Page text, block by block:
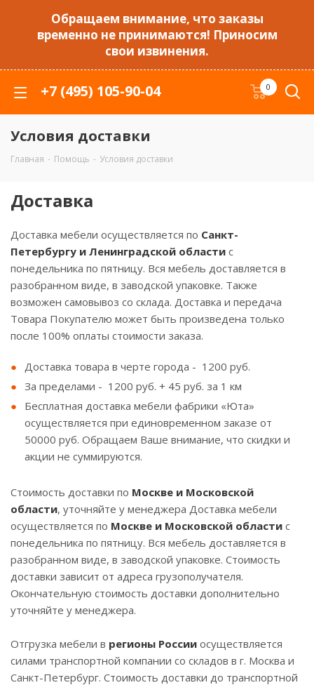
Обращаем внимание, что заказы
временно не принимаются! Приносим
свои извинения.
+7 (495) 105-90-04 0
Условия доставки
Главная - Помощь - Условия доставки
Доставка
Доставка мебели осуществляется по Санкт-
Петербургу и Ленинградской области с
понедельника по пятницу. Вся мебель доставляется в
разобранном виде, в заводской упаковке. Также
возможен самовывоз со склада. Доставка и передача
Товара Покупателю может быть произведена только
после 100% оплаты стоимости заказа.
Доставка товара в черте города - 1200 руб.
За пределами - 1200 руб. + 45 руб. за 1 км
Бесплатная доставка мебели фабрики «Юта»
осуществляется при единовременном заказе от
50000 руб. Обращаем Ваше внимание, что скидки и
акции не суммируются.
Стоимость доставки по Москве и Московской
области, уточняйте у менеджера Доставка мебели
осуществляется по Москве и Московской области с
понедельника по пятницу. Вся мебель доставляется в
разобранном виде, в заводской упаковке. Стоимость
доставки зависит от адреса грузополучателя.
Окончательную стоимость доставки дополнительно
уточняйте у менеджера.
Отгрузка мебели в регионы России осуществляется
силами транспортной компании со складов в г. Москва и
Санкт-Петербург. Стоимость доставки до транспортной